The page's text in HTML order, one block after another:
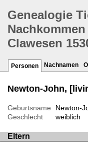
Genealogie
Clawesen
Personen Nachnamen
Newton-John,
Geburtsname
Newton-
Geschlecht
weiblich
Eltern